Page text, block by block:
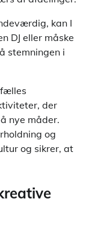
kan I
DJ eller måske
stemningen i
der
nye måder.
og
og sikrer, at